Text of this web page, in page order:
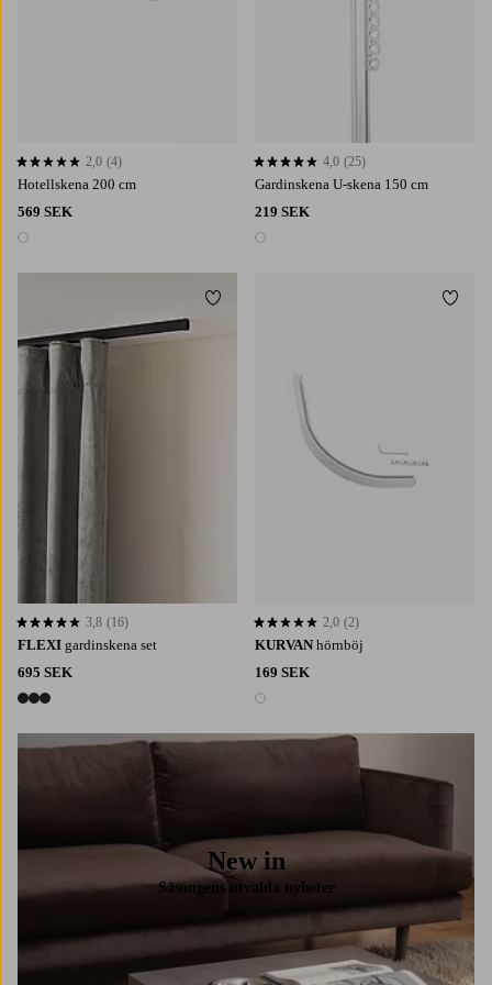
Hotellskena 200 cm
569 SEK
1 färg
2,0 baserat på 4 st betyg
2,0 (4)
Gardinskena U-skena 150 cm
219 SEK
1 färg
4,0 baserat på 25 st betyg
4,0 (25)
FLEXI gardinskena set
695 SEK
3 färger
3,8 baserat på 16 st betyg
3,8 (16)
Lägg till i favoriter
KURVAN hörnböj
169 SEK
1 färg
2,0 baserat på 2 st betyg
2,0 (2)
Lägg
New in
Säsongens utvalda nyheter